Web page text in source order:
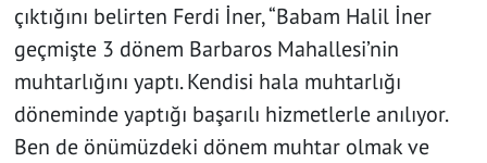
çıktığını belirten Ferdi İner, “Babam Halil İner
geçmişte 3 dönem Barbaros Mahallesi’nin
muhtarlığını yaptı. Kendisi hala muhtarlığı
döneminde yaptığı başarılı hizmetlerle anılıyor.
Ben de önümüzdeki dönem muhtar olmak ve